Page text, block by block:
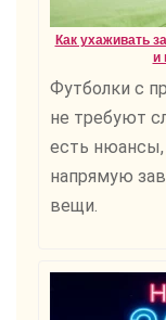
Как ухаживать
и
Футболки с
не требуют
есть
напрямую
вещи.